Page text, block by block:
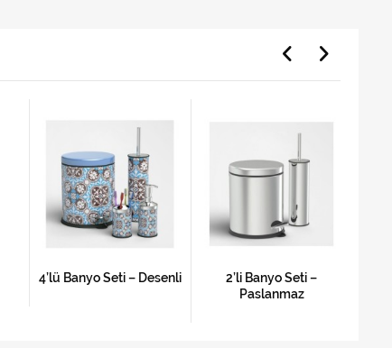
4’lü Banyo Seti – Desenli
2’li Banyo Seti –
Paslanmaz